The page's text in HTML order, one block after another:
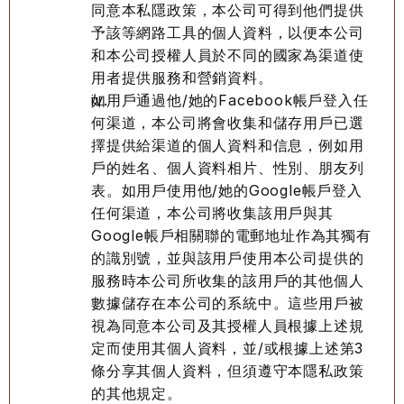
同意本私隱政策，本公司可得到他們提供
予該等網路工具的個人資料，以便本公司
和本公司授權人員於不同的國家為渠道使
用者提供服務和營銷資料。
如用戶通過他/她的Facebook帳戶登入任
何渠道，本公司將會收集和儲存用戶已選
擇提供給渠道的個人資料和信息，例如用
戶的姓名、個人資料相片、性別、朋友列
表。如用戶使用他/她的Google帳戶登入
任何渠道，本公司將收集該用戶與其
Google帳戶相關聯的電郵地址作為其獨有
的識別號，並與該用戶使用本公司提供的
服務時本公司所收集的該用戶的其他個人
數據儲存在本公司的系統中。這些用戶被
視為同意本公司及其授權人員根據上述規
定而使用其個人資料，並/或根據上述第3
條分享其個人資料，但須遵守本隱私政策
的其他規定。